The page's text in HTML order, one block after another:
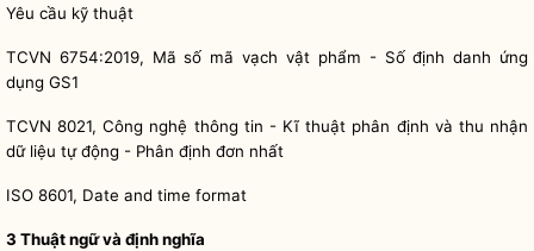
Yêu cầu kỹ thuật
TCVN 6754:2019, Mã số mã vạch vật phẩm - Số định danh ứng
dụng GS1
TCVN 8021, Công nghệ thông tin - Kĩ thuật phân định và thu nhận
dữ liệu tự động - Phân định đơn nhất
ISO 8601, Date and time format
3 Thuật ngữ và định nghĩa